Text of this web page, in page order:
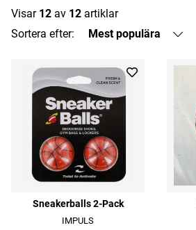
Visar 12 av 12 artiklar
Sortera efter:
Mest populära
Sneakerballs 2-Pack
IMPULS